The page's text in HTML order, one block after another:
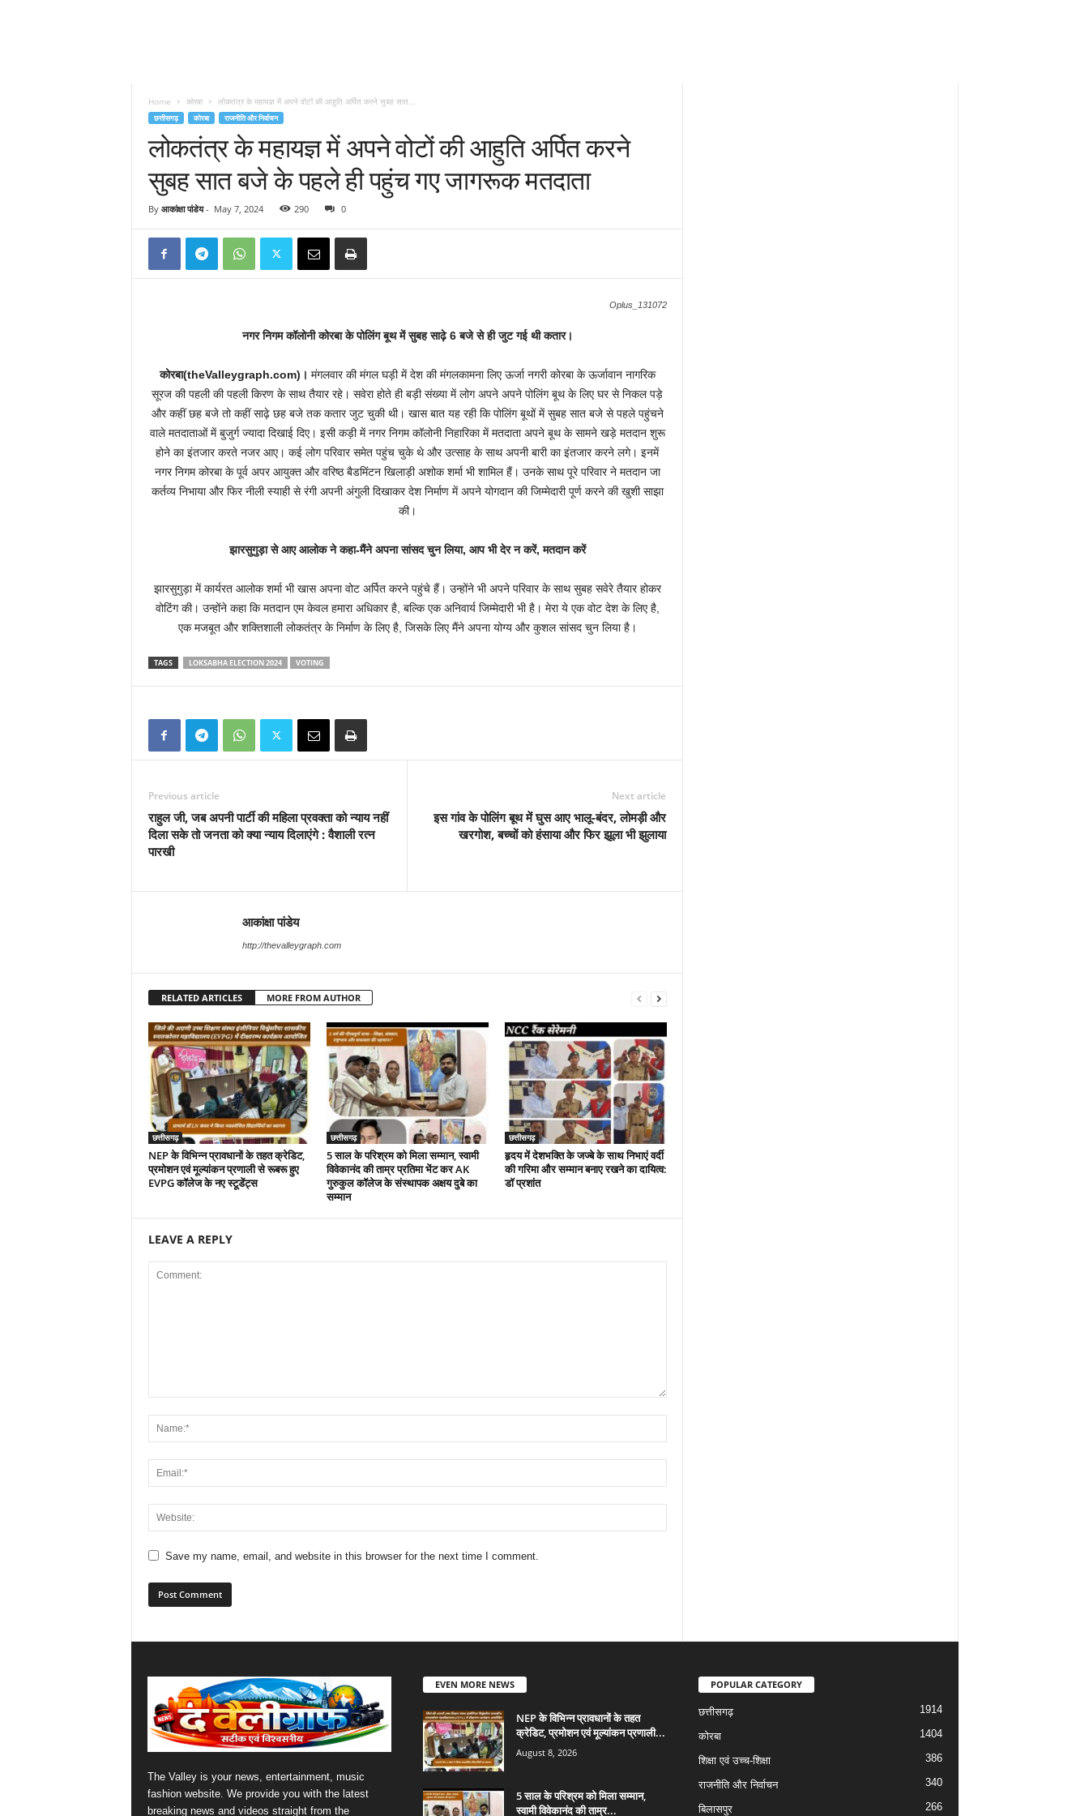
Home कोरबा लोकतंत्र के महायज्ञ में अपने वोटों की आहुति अर्पित करने सुबह सात...
छत्तीसगढ़ कोरबा राजनीति और निर्वाचन
लोकतंत्र के महायज्ञ में अपने वोटों की आहुति अर्पित करने
सुबह सात बजे के पहले ही पहुंच गए जागरूक मतदाता
By आकांक्षा पांडेय- May 7, 2024 290 0
Oplus_131072
नगर निगम कॉलोनी कोरबा के पोलिंग बूथ में सुबह साढ़े 6 बजे से ही जुट गई थी कतार।
कोरबा(theValleygraph.com)। मंगलवार की मंगल घड़ी में देश की मंगलकामना लिए ऊर्जा नगरी कोरबा के ऊर्जावान नागरिक
सूरज की पहली की पहली किरण के साथ तैयार रहे। सवेरा होते ही बड़ी संख्या में लोग अपने अपने पोलिंग बूथ के लिए घर से निकल पड़े
और कहीं छह बजे तो कहीं साढ़े छह बजे तक कतार जुट चुकी थी। खास बात यह रही कि पोलिंग बूथों में सुबह सात बजे से पहले पहुंचने
वाले मतदाताओं में बुजुर्ग ज्यादा दिखाई दिए। इसी कड़ी में नगर निगम कॉलोनी निहारिका में मतदाता अपने बूथ के सामने खड़े मतदान शुरू
होने का इंतजार करते नजर आए। कई लोग परिवार समेत पहुंच चुके थे और उत्साह के साथ अपनी बारी का इंतजार करने लगे। इनमें
नगर निगम कोरबा के पूर्व अपर आयुक्त और वरिष्ठ बैडमिंटन खिलाड़ी अशोक शर्मा भी शामिल हैं। उनके साथ पूरे परिवार ने मतदान जा
कर्तव्य निभाया और फिर नीली स्याही से रंगी अपनी अंगुली दिखाकर देश निर्माण में अपने योगदान की जिम्मेदारी पूर्ण करने की खुशी साझा
की।
झारसुगुड़ा से आए आलोक ने कहा-मैंने अपना सांसद चुन लिया, आप भी देर न करें, मतदान करें
झारसुगुड़ा में कार्यरत आलोक शर्मा भी खास अपना वोट अर्पित करने पहुंचे हैं। उन्होंने भी अपने परिवार के साथ सुबह सवेरे तैयार होकर
वोटिंग की। उन्होंने कहा कि मतदान एम केवल हमारा अधिकार है, बल्कि एक अनिवार्य जिम्मेदारी भी है। मेरा ये एक वोट देश के लिए है,
एक मजबूत और शक्तिशाली लोकतंत्र के निर्माण के लिए है, जिसके लिए मैंने अपना योग्य और कुशल सांसद चुन लिया है।
TAGS LOKSABHA ELECTION 2024 VOTING
Previous article
राहुल जी, जब अपनी पार्टी की महिला प्रवक्ता को न्याय नहीं
दिला सके तो जनता को क्या न्याय दिलाएंगे : वैशाली रत्न
पारखी
Next article
इस गांव के पोलिंग बूथ में घुस आए भालू-बंदर, लोमड़ी और
खरगोश, बच्चों को हंसाया और फिर झूला भी झुलाया
आकांक्षा पांडेय
http://thevalleygraph.com
RELATED ARTICLES MORE FROM AUTHOR
छत्तीसगढ़
NEP के विभिन्न प्रावधानों के तहत क्रेडिट,
प्रमोशन एवं मूल्यांकन प्रणाली से रूबरू हुए
EVPG कॉलेज के नए स्टूडेंट्स
छत्तीसगढ़
5 साल के परिश्रम को मिला सम्मान, स्वामी
विवेकानंद की ताम्र प्रतिमा भेंट कर AK
गुरुकुल कॉलेज के संस्थापक अक्षय दुबे का
सम्मान
छत्तीसगढ़
हृदय में देशभक्ति के जज्बे के साथ निभाएं वर्दी
की गरिमा और सम्मान बनाए रखने का दायित्व:
डाॅ प्रशांत
LEAVE A REPLY
Save my name, email, and website in this browser for the next time I comment.
The Valley is your news, entertainment, music
fashion website. We provide you with the latest
breaking news and videos straight from the
EVEN MORE NEWS
NEP के विभिन्न प्रावधानों के तहत
क्रेडिट, प्रमोशन एवं मूल्यांकन प्रणाली...
August 8, 2026
5 साल के परिश्रम को मिला सम्मान,
स्वामी विवेकानंद की ताम्र...
POPULAR CATEGORY
छत्तीसगढ़ 1914
कोरबा 1404
शिक्षा एवं उच्च-शिक्षा 386
राजनीति और निर्वाचन 340
बिलासपुर 266